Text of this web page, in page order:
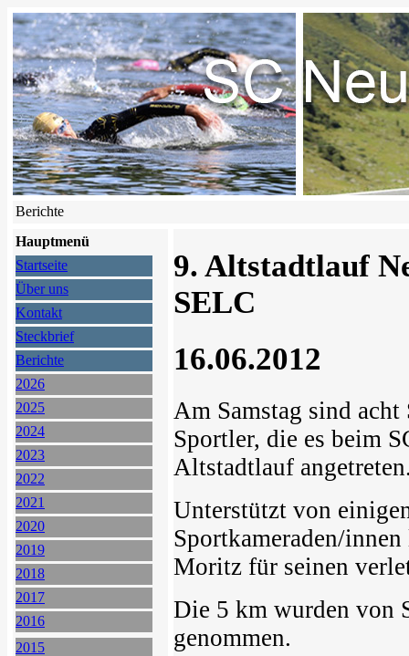
Berichte
Hauptmenü
Startseite
Über uns
Kontakt
Steckbrief
Berichte
2026
2025
2024
2023
2022
2021
2020
2019
2018
2017
2016
2015
9. Altstadtlauf
SELC
16.06.2012
Am Samstag sind
Sportler, die es beim
Altstadtlauf
Unterstützt von
Sportkameraden/
Moritz für seinen
Die 5 km wurden von
genommen.